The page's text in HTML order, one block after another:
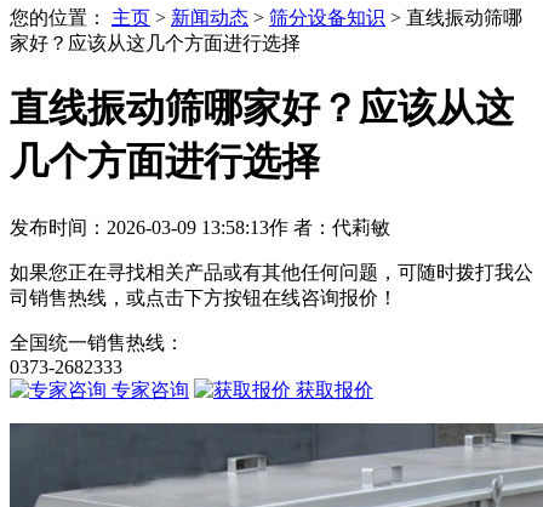
您的位置： 主页 > 新闻动态 > 筛分设备知识 > 直线振动筛哪
家好？应该从这几个方面进行选择
直线振动筛哪家好？应该从这
几个方面进行选择
发布时间：2026-03-09 13:58:13作 者：代莉敏
如果您正在寻找相关产品或有其他任何问题，可随时拨打我公
司销售热线，或点击下方按钮在线咨询报价！
全国统一销售热线：
0373-2682333
专家咨询
获取报价